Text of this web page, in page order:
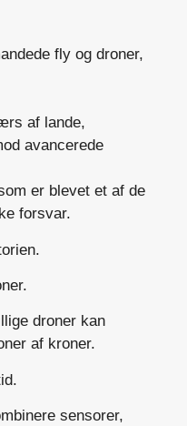
fly og droner,
af lande,
avancerede
er blevet et af de
forsvar.
droner kan
af kroner.
sensorer,